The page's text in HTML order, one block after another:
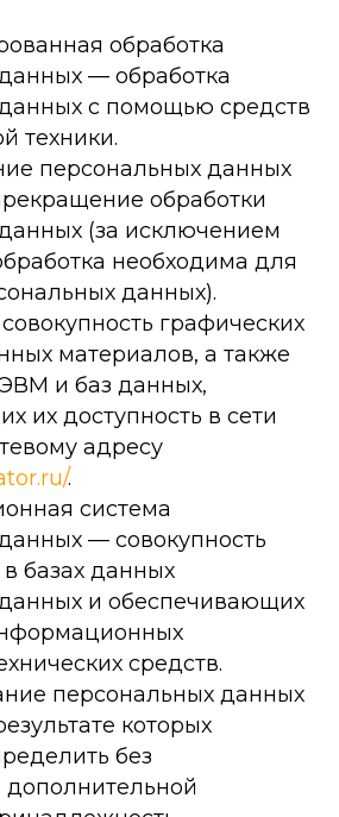
обработка
— обработка
с помощью средств
техники.
персональных данных
обработки
(за исключением
необходима для
данных).
графических
материалов, а также
и баз данных,
их доступность в сети
адресу
.
система
— совокупность
базах данных
и обеспечивающих
средств.
персональных данных
которых
без
дополнительной